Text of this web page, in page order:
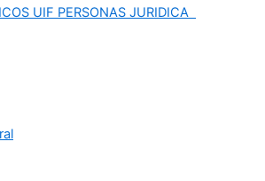
UIF PERSONAS JURIDICA